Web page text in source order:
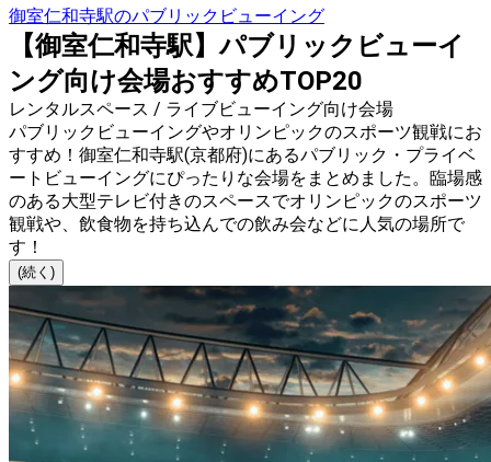
御室仁和寺駅のパブリックビューイング
【御室仁和寺駅】パブリックビューイ
ング向け会場おすすめTOP20
レンタルスペース / ライブビューイング向け会場
パブリックビューイングやオリンピックのスポーツ観戦にお
すすめ！御室仁和寺駅(京都府)にあるパブリック・プライベ
ートビューイングにぴったりな会場をまとめました。臨場感
のある大型テレビ付きのスペースでオリンピックのスポーツ
観戦や、飲食物を持ち込んでの飲み会などに人気の場所で
す！
(続く)